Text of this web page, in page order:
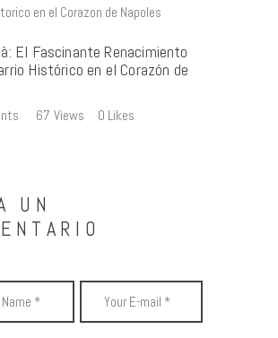
El Fascinante Renacimiento
Histórico en el Corazón de
67 Views 0 Likes
UN